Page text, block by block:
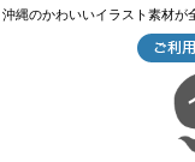
沖縄のかわいいイラスト素材が